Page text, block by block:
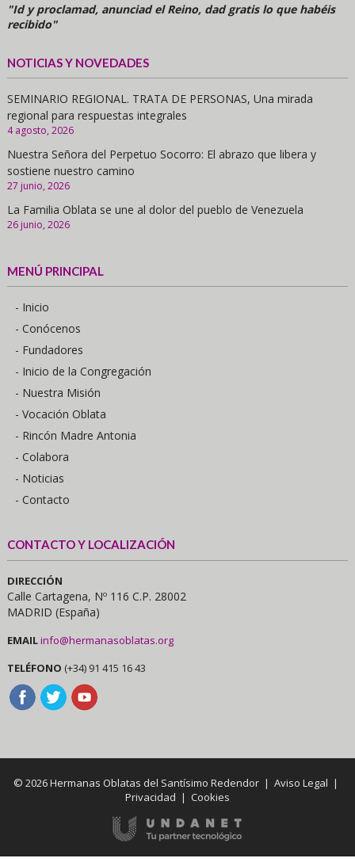
"Id y proclamad, anunciad el Reino, dad gratis lo que habéis
recibido"
NOTICIAS Y NOVEDADES
SEMINARIO REGIONAL. TRATA DE PERSONAS, Una mirada
regional para respuestas integrales
4 agosto, 2026
Nuestra Señora del Perpetuo Socorro: El abrazo que libera y
sostiene nuestro camino
27 junio, 2026
La Familia Oblata se une al dolor del pueblo de Venezuela
26 junio, 2026
MENÚ PRINCIPAL
- Inicio
- Conócenos
- Fundadores
- Inicio de la Congregación
- Nuestra Misión
- Vocación Oblata
- Rincón Madre Antonia
- Colabora
- Noticias
- Contacto
CONTACTO Y LOCALIZACIÓN
DIRECCIÓN
Calle Cartagena, Nº 116 C.P. 28002
MADRID (España)
EMAILinfo@hermanasoblatas.org
TELÉFONO (+34) 91 415 16 43
© 2026 Hermanas Oblatas del Santísimo Redendor |Aviso Legal |
Privacidad | Cookies